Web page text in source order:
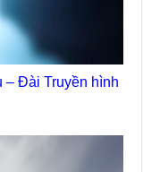
– Đài Truyền hình